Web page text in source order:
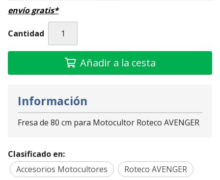
envío gratis*
Cantidad
Añadir a la cesta
Información
Fresa de 80 cm para Motocultor Roteco AVENGER
Clasificado en:
Accesorios Motocultores
Roteco AVENGER